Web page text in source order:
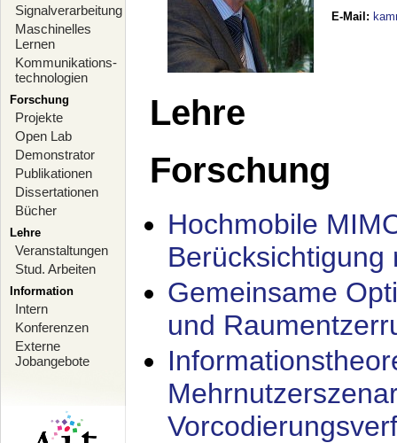
Signalverarbeitung
Maschinelles
Lernen
Kommunikations-
technologien
Forschung
Projekte
Open Lab
Demonstrator
Publikationen
Dissertationen
Bücher
Lehre
Veranstaltungen
Stud. Arbeiten
Information
Intern
Konferenzen
Externe
Jobangebote
E-Mail :
Lehre
Forschung
Hochmobile
Berücksichtigung
Gemeinsame
und